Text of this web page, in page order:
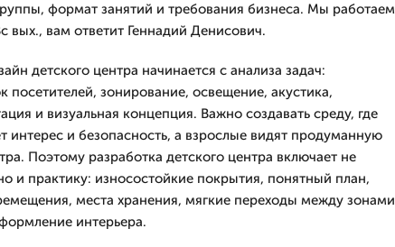
формат занятий и требования бизнеса. Мы работаем
вых., вам ответит Геннадий Денисович.
детского центра начинается с анализа задач:
посетителей, зонирование, освещение, акустика,
и визуальная концепция. Важно создавать среду, где
интерес и безопасность, а взрослые видят продуманную
Поэтому разработка детского центра включает не
и практику: износостойкие покрытия, понятный план,
места хранения, мягкие переходы между зонами
интерьера.